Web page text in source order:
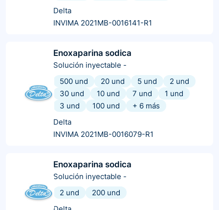
Delta
INVIMA 2021MB-0016141-R1
Enoxaparina sodica
Solución inyectable -
500 und
20 und 5 und
2 und
30 und
10 und 7 und
1 und
3 und
100 und + 6 más
Delta
INVIMA 2021MB-0016079-R1
Enoxaparina sodica
Solución inyectable -
2 und
200 und